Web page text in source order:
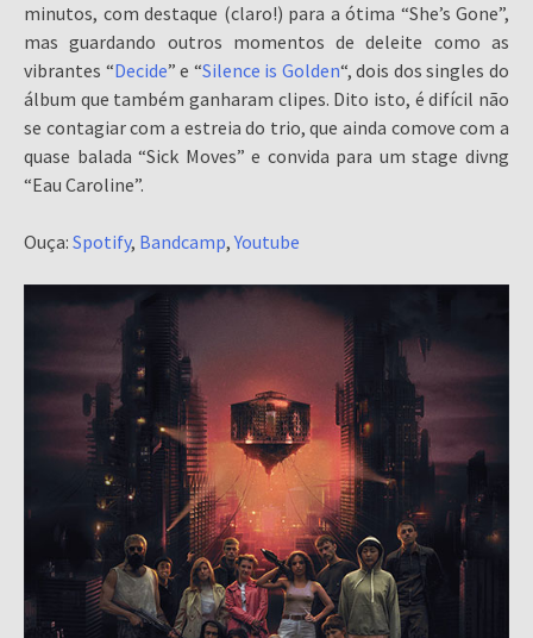
minutos, com destaque (claro!) para a ótima “She’s Gone”,
mas guardando outros momentos de deleite como as
vibrantes “Decide” e “Silence is Golden“, dois dos singles do
álbum que também ganharam clipes. Dito isto, é difícil não
se contagiar com a estreia do trio, que ainda comove com a
quase balada “Sick Moves” e convida para um stage divng
“Eau Caroline”.
Ouça: Spotify, Bandcamp,Youtube